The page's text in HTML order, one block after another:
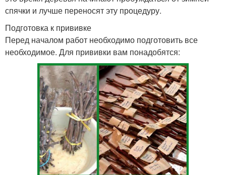
спячки и лучше переносят эту процедуру.
Подготовка к прививке
Перед началом работ необходимо подготовить все
необходимое. Для прививки вам понадобятся: